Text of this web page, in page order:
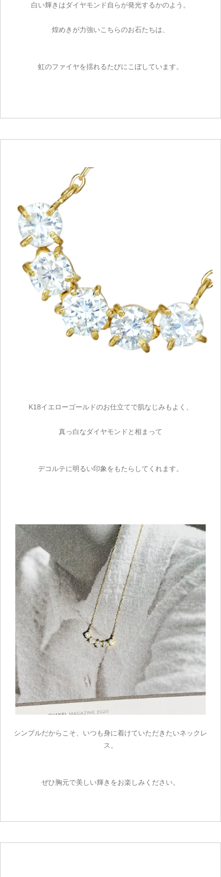
白い輝きはダイヤモンド自らが発光するかのよう。
煌めきが力強いこちらのお石たちは、
虹のファイヤを揺れるたびにこぼしています。
K18イエローゴールドのお仕立てで肌なじみもよく、
真っ白なダイヤモンドと相まって
デコルテに明るい印象をもたらしてくれます。
シンプルだからこそ、いつも身に着けていただきたいネックレ
ス。
ぜひ胸元で美しい輝きをお楽しみください。